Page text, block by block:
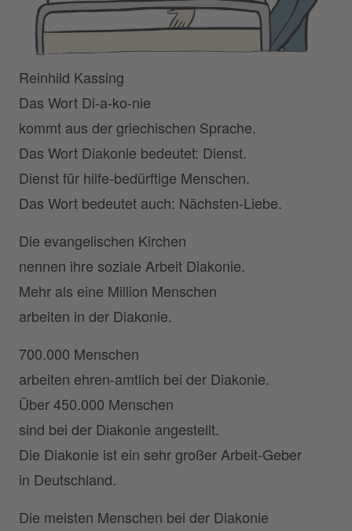
Reinhild Kassing
Das Wort Di-a-ko-nie
kommt aus der griechischen Sprache.
Das Wort Diakonie bedeutet: Dienst.
Dienst für hilfe-bedürftige Menschen.
Das Wort bedeutet auch: Nächsten-Liebe.
Die evangelischen Kirchen
nennen ihre soziale Arbeit Diakonie.
Mehr als eine Million Menschen
arbeiten in der Diakonie.
700.000 Menschen
arbeiten ehren-amtlich bei der Diakonie.
Über 450.000 Menschen
sind bei der Diakonie angestellt.
Die Diakonie ist ein sehr großer Arbeit-Geber
in Deutschland.
Die meisten Menschen bei der Diakonie